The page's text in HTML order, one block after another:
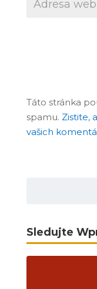
Táto stránka
spamu. Zistite,
vašich
Sledujte